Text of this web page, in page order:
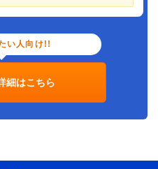
い人向け!!
細はこちら